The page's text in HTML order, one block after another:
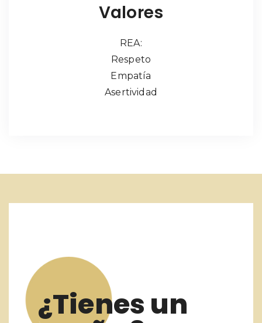
Valores
REA:
Respeto
Empatía
Asertividad
¿Tienes un